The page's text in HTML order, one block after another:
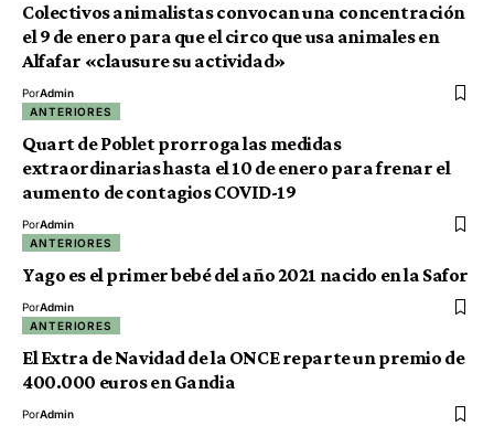
Colectivos animalistas convocan una concentración
el 9 de enero para que el circo que usa animales en
Alfafar «clausure su actividad»
PorAdmin
ANTERIORES
Quart de Poblet prorroga las medidas
extraordinarias hasta el 10 de enero para frenar el
aumento de contagios COVID-19
PorAdmin
ANTERIORES
Yago es el primer bebé del año 2021 nacido en la Safor
PorAdmin
ANTERIORES
El Extra de Navidad de la ONCE reparte un premio de
400.000 euros en Gandia
PorAdmin